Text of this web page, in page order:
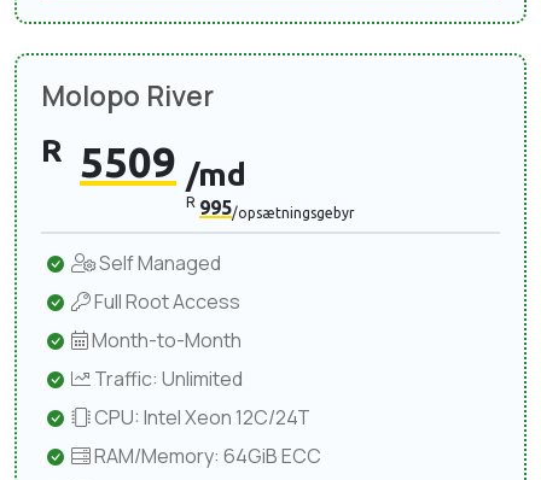
Molopo River
R 5509 /md
R 995/opsætningsgebyr
Self Managed
Full Root Access
Month-to-Month
Traffic: Unlimited
CPU: Intel Xeon 12C/24T
RAM/Memory: 64GiB ECC